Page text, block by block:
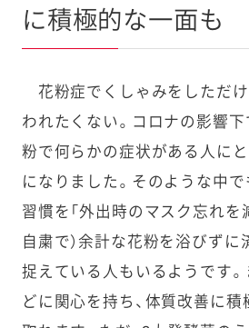
に積極的な一面も
花粉症でくしゃみをしただ
われたくない。コロナの影響下
粉で何らかの症状がある人に
になりました。そのような中で
習慣を「外出時のマスク忘れを減
自粛で）余計な花粉を浴びずに
捉えている人もいるようです。
どに関心を持ち、体質改善に